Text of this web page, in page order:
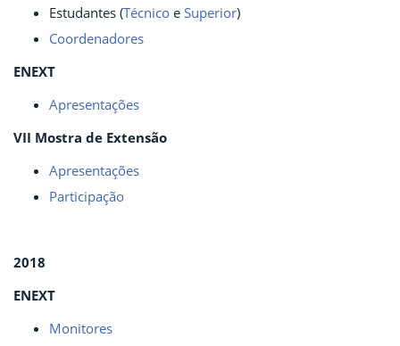
Estudantes (Técnico e Superior)
Coordenadores
ENEXT
Apresentações
VII Mostra de Extensão
Apresentações
Participação
2018
ENEXT
Monitores